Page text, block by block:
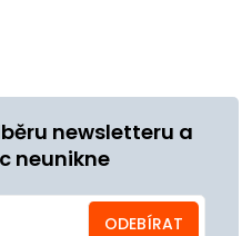
newsletteru a
neunikne
ODEBÍRAT